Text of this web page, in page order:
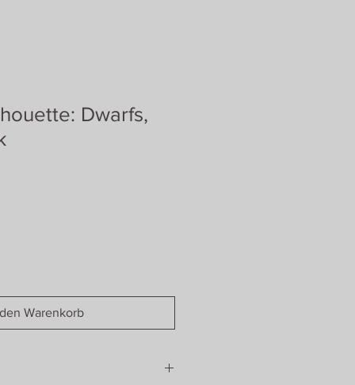
Dwarfs,
Warenkorb